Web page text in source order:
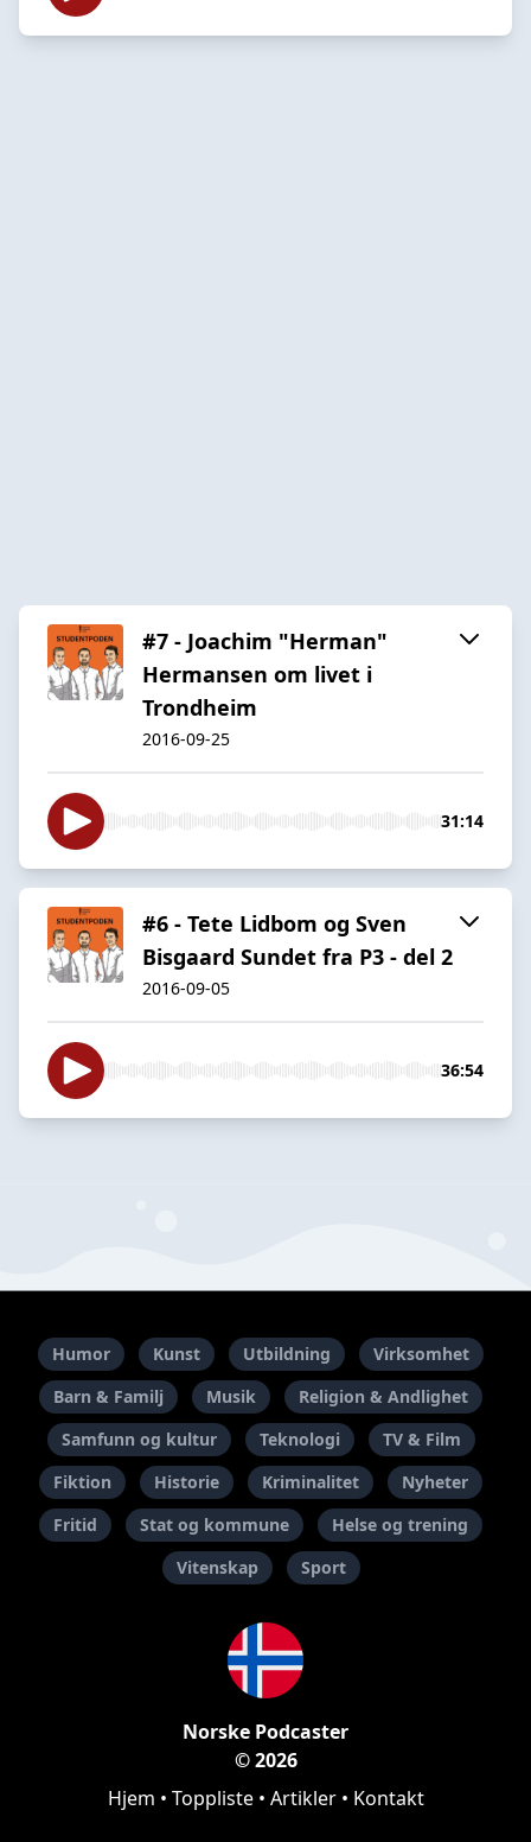
#7 - Joachim "Herman"
Hermansen om livet i
Trondheim
2016-09-25
31:14
#6 - Tete Lidbom og Sven
Bisgaard Sundet fra P3 - del 2
2016-09-05
36:54
Humor Kunst Utbildning
Virksomhet
Barn & Familj
Musik
Religion & Andlighet
Samfunn og kultur
Teknologi
TV & Film
Fiktion
Historie Kriminalitet
Nyheter
Fritid
Stat og kommune
Helse og trening
Vitenskap
Sport
Norske Podcaster
© 2026
Hjem • Toppliste• Artikler• Kontakt